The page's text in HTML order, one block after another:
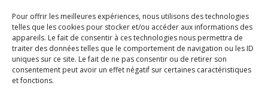
Pour offrir les meilleures expériences, nous utilisons des technologies
telles que les cookies pour stocker et/ou accéder aux informations des
appareils. Le fait de consentir à ces technologies nous permettra de
traiter des données telles que le comportement de navigation ou les ID
uniques sur ce site. Le fait de ne pas consentir ou de retirer son
consentement peut avoir un effet négatif sur certaines caractéristiques
et fonctions.